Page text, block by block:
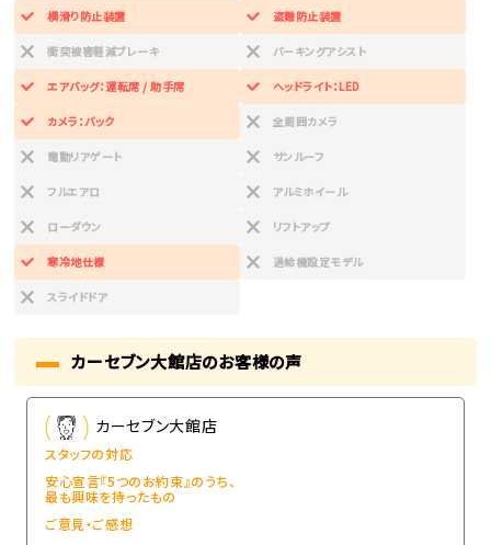
横滑り防止装置 盗難防止装置
衝突被害軽減ブレーキ パーキングアシスト
エアバッグ：運転席 / 助手席 ヘッドライト：LED
カメラ：バック 全周囲カメラ
電動リアゲート サンルーフ
フルエアロ アルミホイール
ローダウン リフトアップ
寒冷地仕様 過給機設定モデル
スライドドア
カーセブン大館店のお客様の声
カーセブン大館店
スタッフの対応
安心宣言『5つのお約束』のうち、
最も興味を持ったもの
ご意見・ご感想